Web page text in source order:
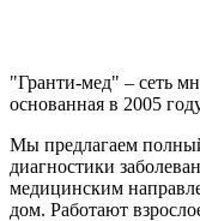
"Гранти-мед" – сеть
основанная в 2005
Мы предлагаем
диагностики
медицинским
дом. Работают